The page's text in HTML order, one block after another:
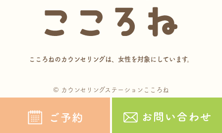
こころねのカウンセリングは、女性を対象にしています。
© カウンセリングステーションこころね